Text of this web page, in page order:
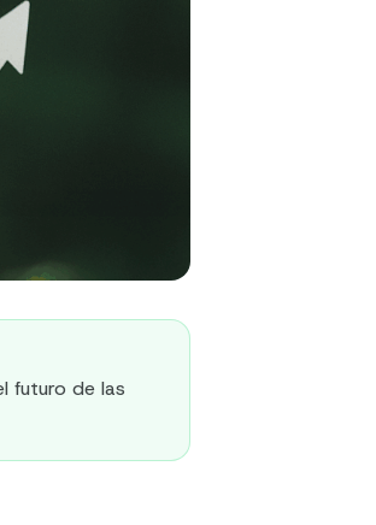
futuro de las